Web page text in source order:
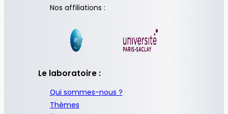
Nos affiliations :
Le laboratoire :
Qui sommes-nous ?
Thèmes